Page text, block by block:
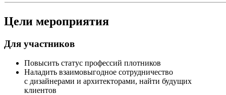
Цели мероприятия
Для участников
Повысить статус профессий плотников
Наладить взаимовыгодное сотрудничество
с дизайнерами и архитекторами, найти будущих
клиентов